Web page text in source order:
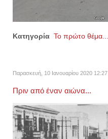
Κατηγορία Το πρώτο θέμα...
Παρασκευή, 10 Ιανουαρίου 2020 12:27
Πριν από έναν αιώνα...